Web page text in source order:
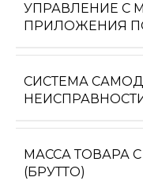
УПРАВЛЕНИЕ C
ПРИЛОЖЕНИЯ
СИСТЕМА
МАССА ТОВАРА
(БРУТТО)